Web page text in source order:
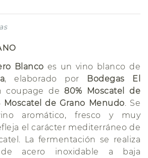
Blanco es un vino blanco de
, elaborado por
Bodegas El
coupage de80% Moscatel de
Moscatel de Grano Menudo . Se
aromático, fresco y muy
el carácter mediterráneo de
La fermentación se realiza
acero inoxidable a baja